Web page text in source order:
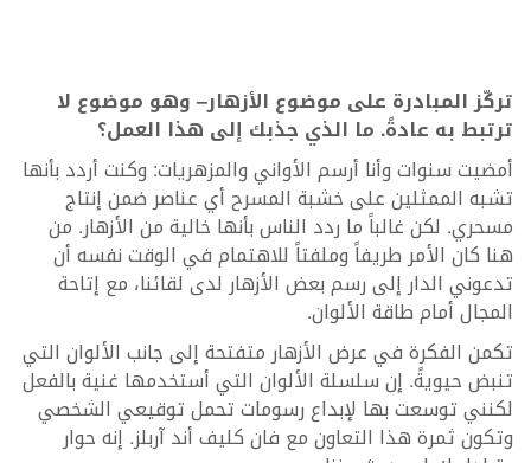
تركّز المبادرة على موضوع الأزهار– وهو موضوع لا
ترتبط به عادةً. ما الذي جذبك إلى هذا العمل؟
أمضيت سنوات وأنا أرسم الأواني والمزهريات: وكنت أردد بأنها
تشبه الممثلين على خشبة المسرح أي عناصر ضمن إنتاج
مسحري. لكن غالباً ما ردد الناس بأنها خالية من الأزهار. من
هنا كان الأمر طريفاً وملفتاً للاهتمام في الوقت نفسه أن
تدعوني الدار إلى رسم بعض الأزهار لدى لقائنا، مع إتاحة
المجال أمام طاقة الألوان.
تكمن الفكرة في عرض الأزهار متفتحة إلى جانب الألوان التي
تنبض حيويةً. إن سلسلة الألوان التي أستخدمها غنية بالفعل
لكنني توسعت بها لإبداع رسومات تحمل توقيعي الشخصي
وتكون ثمرة هذا التعاون مع فان كليف أند آربلز. إنه حوار